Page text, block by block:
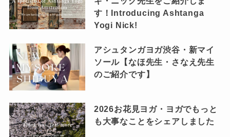
す！Introducing Ashtanga
Yogi Nick!
アシュタンガヨガ渋谷・新マイ
ソール【なほ先生・さなえ先生
のご紹介です】
2026お花見ヨガ・ヨガでもっと
も大事なことをシェアしました